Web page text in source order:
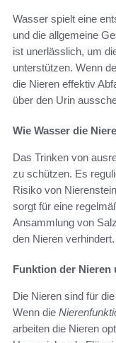
Wasser spielt eine
und die allgemeine
ist unerlässlich, um
unterstützen. Wenn
die Nieren effektiv
über den Urin
Wie Wasser die
Das Trinken von
zu schützen. Es
Risiko von
sorgt für eine
Ansammlung von
den Nieren verhindert.
Funktion der
Die Nieren sind für
Wenn die
arbeiten die Nieren